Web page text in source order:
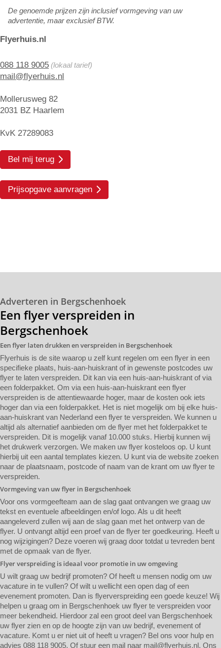
Flyerhuis.nl
088 118 9005 (lokaal tarief)
mail@flyerhuis.nl
Mollerusweg 82
2031 BZ Haarlem
KvK 27289083
Bel mij terug
Prijsopgave aanvragen
De genoemde prijzen zijn inclusief vormgeving van uw
advertentie, maar exclusief BTW.
Adverteren in Bergschenhoek
Een flyer verspreiden in
Bergschenhoek
Een flyer laten drukken en verspreiden in Bergschenhoek
Flyerhuis is de site waarop u zelf kunt regelen om een flyer in een
specifieke plaats, huis-aan-huiskrant of in gewenste postcodes uw
flyer te laten verspreiden. Dit kan via een huis-aan-huiskrant of via
een folderpakket. Om via een huis-aan-huiskrant een flyer
verspreiden is de attentiewaarde hoger, maar de kosten ook iets
hoger dan via een folderpakket. Het is niet mogelijk om bij elke huis-
aan-huiskrant van Nederland een flyer te verspreiden. We kunnen u
altijd als alternatief aanbieden om de flyer met het folderpakket te
verspreiden. Dit is mogelijk vanaf 10.000 stuks. Hierbij kunnen wij
het drukwerk verzorgen. We maken uw flyer kosteloos op. U kunt
hierbij uit een aantal templates kiezen. U kunt via de website zoeken
naar de plaatsnaam, postcode of naam van de krant om uw flyer te
verspreiden.
Vormgeving van uw flyer in Bergschenhoek
Voor ons vormgeefteam aan de slag gaat ontvangen we graag uw
tekst en eventuele afbeeldingen en/of logo. Als u dit heeft
aangeleverd zullen wij aan de slag gaan met het ontwerp van de
flyer. U ontvangt altijd een proef van de flyer ter goedkeuring. Heeft u
nog wijzigingen? Deze voeren wij graag door totdat u tevreden bent
met de opmaak van de flyer.
Flyer verspreiding is ideaal voor promotie in uw omgeving
U wilt graag uw bedrijf promoten? Of heeft u mensen nodig om uw
vacature in te vullen? Of wilt u wellicht een open dag of een
evenement promoten. Dan is flyerverspreiding een goede keuze! Wij
helpen u graag om in Bergschenhoek uw flyer te verspreiden voor
meer bekendheid. Hierdoor zal een groot deel van Bergschenhoek
uw flyer zien en op de hoogte zijn van uw bedrijf, evenement of
vacature. Komt u er niet uit of heeft u vragen? Bel ons voor hulp en
advies 088 118 9005. Of stuur een mail naar mail@flyerhuis.nl. Ons